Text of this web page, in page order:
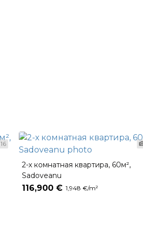
16
2-х комнатная квартира, 60м²,
Sadoveanu
116,900 € 1,948 €/m²